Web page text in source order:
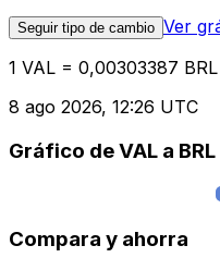
Seguir tipo de cambio Ver
1 VAL = 0,00303387 BRL
8 ago 2026, 12:26 UTC
Gráfico de VAL a BRL
Compara y ahorra